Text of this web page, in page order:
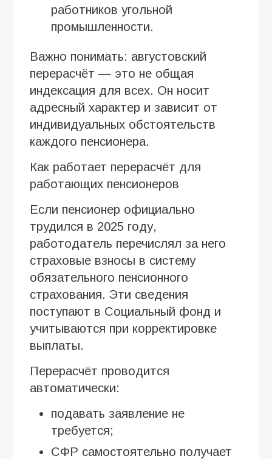
работников угольной
промышленности.
Важно понимать: августовский
перерасчёт — это не общая
индексация для всех. Он носит
адресный характер и зависит от
индивидуальных обстоятельств
каждого пенсионера.
Как работает перерасчёт для
работающих пенсионеров
Если пенсионер официально
трудился в 2025 году,
работодатель перечислял за него
страховые взносы в систему
обязательного пенсионного
страхования. Эти сведения
поступают в Социальный фонд и
учитываются при корректировке
выплаты.
Перерасчёт проводится
автоматически:
подавать заявление не
требуется;
СФР самостоятельно получает